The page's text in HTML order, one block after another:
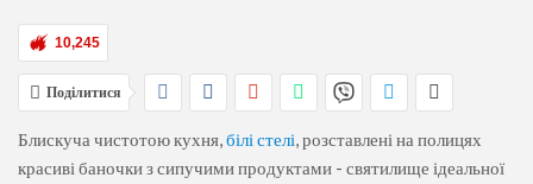
10,245
Поділитися
Блискуча чистотою кухня,білі стелі, розставлені на полицях
красиві баночки з сипучими продуктами - святилище ідеальної